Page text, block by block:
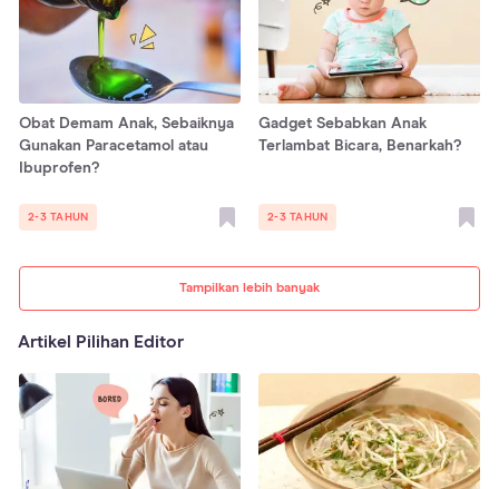
Tampilkan lebih banyak
Obat Demam Anak, Sebaiknya
Gunakan Paracetamol atau
Ibuprofen?
2-3 TAHUN
Gadget Sebabkan Anak
Terlambat Bicara, Benarkah?
2-3 TAHUN
Artikel Pilihan Editor